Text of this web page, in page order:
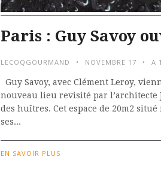
Paris : Guy Savoy
LECOQGOURMAND NOVEMBRE 17 A
Guy Savoy, avec Clément Leroy,
nouveau lieu revisité par
des huîtres. Cet espace de 20m2
ses...
EN SAVOIR PLUS